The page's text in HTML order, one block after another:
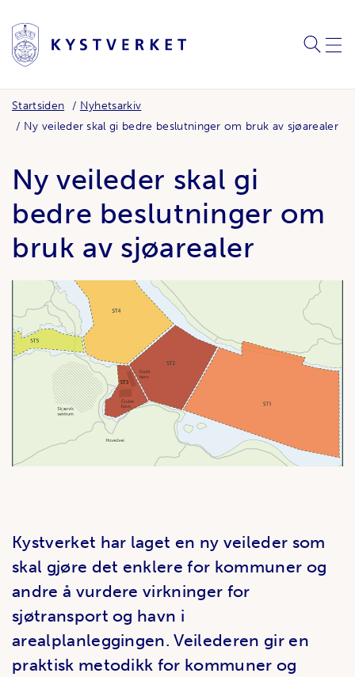
SØK
Startsiden
Nyhetsarkiv
Ny veileder skal gi bedre beslutninger om bruk av sjøarealer
Ny veileder skal gi
bedre beslutninger om
bruk av sjøarealer
Kystverket har laget en ny veileder som
skal gjøre det enklere for kommuner og
andre å vurdere virkninger for
sjøtransport og havn i
arealplanleggingen. Veilederen gir en
praktisk metodikk for kommuner og